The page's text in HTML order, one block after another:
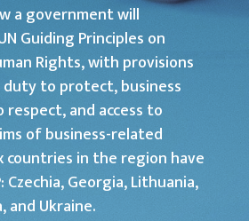
a government will
Guiding Principles on
Rights, with provisions
to protect, business
and access to
of business-related
countries in the region have
Czechia, Georgia, Lithuania,
and Ukraine.